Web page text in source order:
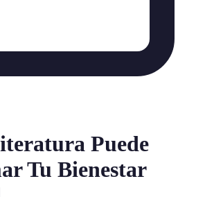
Puede
Tu Bienestar